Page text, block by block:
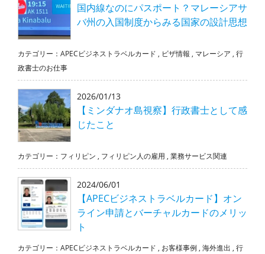
国内線なのにパスポート？マレーシアサ
バ州の入国制度からみる国家の設計思想
カテゴリー： APECビジネストラベルカード , ビザ情報 , マレーシア , 行
政書士のお仕事
2026/01/13
【ミンダナオ島視察】行政書士として感
じたこと
カテゴリー： フィリピン , フィリピン人の雇用 , 業務サービス関連
2024/06/01
【APECビジネストラベルカード】オン
ライン申請とバーチャルカードのメリッ
ト
カテゴリー： APECビジネストラベルカード , お客様事例 , 海外進出 , 行